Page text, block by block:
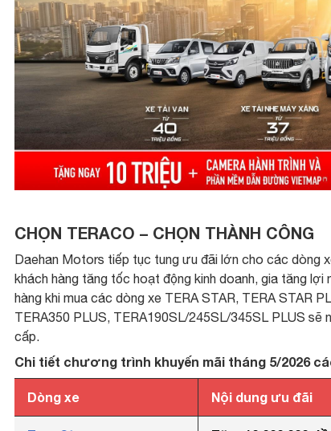
CHỌN TERACO – CHỌN THÀNH CÔNG
Daehan Motors tiếp tục tung ưu đãi lớn cho các dòng
khách hàng tăng tốc hoạt động kinh doanh, gia tăng lợi
hàng khi mua các dòng xe TERA STAR, TERA STAR
TERA350 PLUS, TERA190SL/245SL/345SL PLUS sẽ
cấp.
Chi tiết chương trình khuyến mãi tháng 5/2026
Dòng xe Nội dung ưu đãi